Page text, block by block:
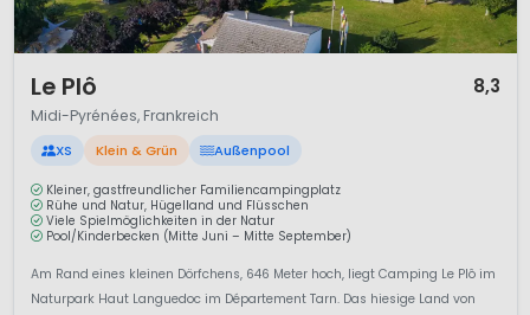
Le Plô 8,3
Midi-Pyrénées, Frankreich
XS Klein & Grün Außenpool
Kleiner, gastfreundlicher Familiencampingplatz
Rühe und Natur, Hügelland und Flüsschen
Viele Spielmöglichkeiten in der Natur
Pool/Kinderbecken (Mitte Juni – Mitte September)
Am Rand eines kleinen Dörfchens, 646 Meter hoch, liegt Camping Le Plô im
Naturpark Haut Languedoc im Département Tarn. Das hiesige Land von